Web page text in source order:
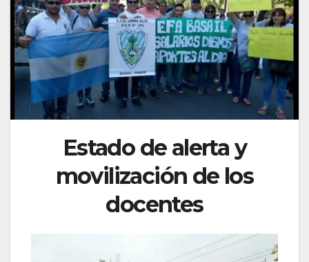
Estado de alerta y
movilización de los
docentes